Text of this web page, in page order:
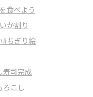
食べよう
か割り
#ちぎり絵
寿司完成
ろこし